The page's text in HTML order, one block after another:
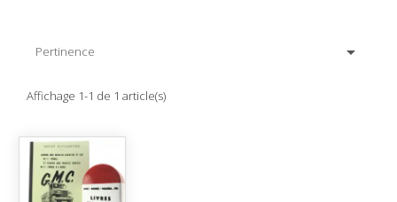
Pertinence 
Affichage 1-1 de 1 article(s)